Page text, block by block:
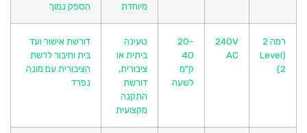
מיוחדת
הספק נמוך
רמה 2
(Level
2)
240V
AC
20-
40
ק"מ
לשעה
טעינה
ביתית או
ציבורית,
דורשת
התקנה
מקצועית
דורשת אישור ועד
בית וחיבור לרשת
הציבורית עם מונה
נפרד